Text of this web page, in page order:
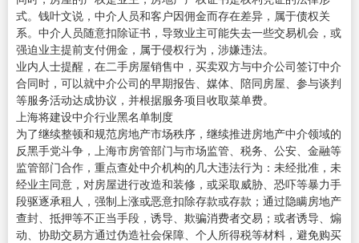
式。钱叶文说，中介人员和客户因佣金而存在差异，属于债权关
系。中介人员随意扣除证书，导致业主可能失去一些交易机会，或
强迫业主提前支付佣金，属于侵权行为，涉嫌违法。
业内人士提醒，在二手房屋销售中，买卖双方与中介公司签订中介
合同时，可以就中介公司的早期报告、媒体、陪同房屋、参与谈判
等服务活动达成协议，并根据服务项目收取菜单费。
上海将建设中介行业黑名单制度
为了继续整顿和规范房地产市场秩序，继续推进房地产中介领域的
反黑手党斗争，上海市房管部门与市场监管、税务、公安、金融等
监管部门合作，重点查处中介机构的几大违法行为：未经批准，未
经业主同意，对房屋进行改造和装修，或采取威胁、恐吓等暴力手
段驱逐承租人，强制上涨或恶意扣除存款或存款；通过隐瞒房地产
查封、抵押等不正当手段，诱导、欺骗消费者交易；或者诱导、煽
动、协助交易方通过伪造社会保障、个人所得税等材料，避免购买